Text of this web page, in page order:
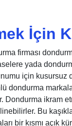
İçin
firması
yada
için kusursuz
Dondurma ikram
Bu
bir kısmı açık